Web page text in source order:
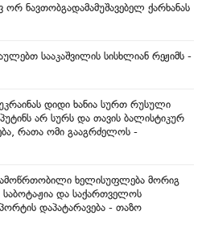
ორ ნავთობგადამამუშავებელ ქარხანას
სააკაშვილის სისხლიან რეჟიმს -
დიდი ხანია სურთ რუსული
არ სურს და თავის ბალისტიკურ
რათა ომი გააგრძელოს -
ხელისუფლება მორიგ
და საქართველოს
დაპატარავება - თაზო